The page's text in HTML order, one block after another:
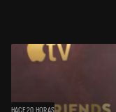
HACE 20 HORAS